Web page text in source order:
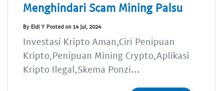
Menghindari Scam Mining Palsu
By Eldi Y Posted on 14 Jul, 2024
Investasi Kripto Aman,Ciri Penipuan
Kripto,Penipuan Mining Crypto,Aplikasi
Kripto Ilegal,Skema Ponzi...